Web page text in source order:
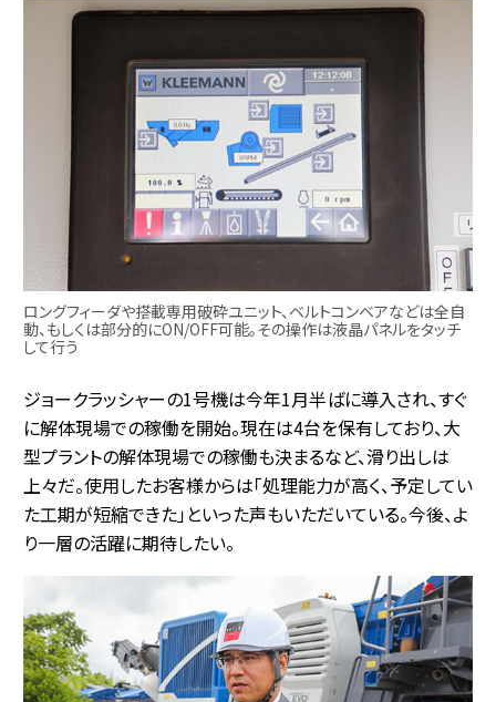
ロングフィーダや搭載専用破砕ユニット、ベルトコンベアなどは全自
動、もしくは部分的にON/OFF可能。その操作は液晶パネルをタッチ
して行う
ジョークラッシャーの1号機は今年1月半ばに導入され、すぐ
に解体現場での稼働を開始。現在は4台を保有しており、大
型プラントの解体現場での稼働も決まるなど、滑り出しは
上々だ。使用したお客様からは「処理能力が高く、予定してい
た工期が短縮できた」といった声もいただいている。今後、よ
り一層の活躍に期待したい。